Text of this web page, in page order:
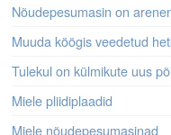
Nõudepesumasin on
Muuda köögis veedetud
Tulekul on külmikute uus
Miele pliidiplaadid
Miele nõudepesumasinad